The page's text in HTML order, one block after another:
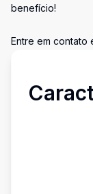
benefício!
Entre em contato